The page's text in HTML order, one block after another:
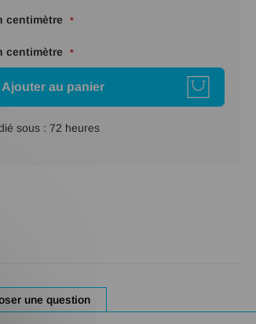
centimètre
centimètre
Ajouter au panier
sous : 72 heures
une question